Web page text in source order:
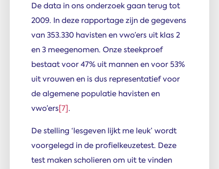
De data in ons onderzoek gaan terug tot
2009. In deze rapportage zijn de gegevens
van 353.330 havisten en vwo’ers uit klas 2
en 3 meegenomen. Onze steekproef
bestaat voor 47% uit mannen en voor 53%
uit vrouwen en is dus representatief voor
de algemene populatie havisten en
vwo’ers[7].
De stelling ‘lesgeven lijkt me leuk’ wordt
voorgelegd in de profielkeuzetest. Deze
test maken scholieren om uit te vinden